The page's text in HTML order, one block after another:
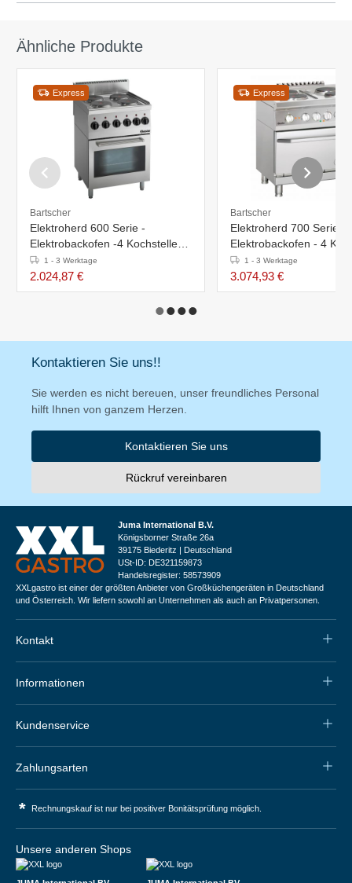
Ähnliche Produkte
Express
Bartscher
Elektroherd 600 Serie -
Elektrobackofen -4 Kochstellen
rund - 600x600x(h)900mm
1 - 3 Werktage
2.024,87 €
Express
Bartscher
Elektroherd 700 Serie -
Elektrobackofen - 4
rund - 800x700x(h)850-
1 - 3 Werktage
3.074,93 €
Kontaktieren Sie uns!!
Sie werden es nicht bereuen, unser freundliches Personal
hilft Ihnen von ganzem Herzen.
Kontaktieren Sie uns
Rückruf vereinbaren
Juma International B.V.
Königsborner Straße 26a
39175 Biederitz | Deutschland
USt-ID: DE321159873
Handelsregister: 58573909
XXLgastro ist einer der größten Anbieter von Großküchengeräten in Deutschland
und Österreich. Wir liefern sowohl an Unternehmen als auch an Privatpersonen.
Kontakt
Informationen
Kundenservice
Zahlungsarten
* Rechnungskauf ist nur bei positiver Bonitätsprüfung möglich.
Unsere anderen Shops